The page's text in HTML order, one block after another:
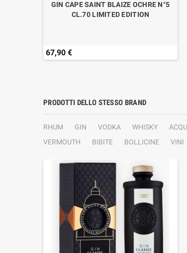
GIN CAPE SAINT BLAIZE OCHRE N°5
CL.70 LIMITED EDITION
67,90 €
PRODOTTI DELLO STESSO BRAND
RHUM GIN VODKA WHISKY
VERMOUTH
BIBITE BOLLICINE VINI